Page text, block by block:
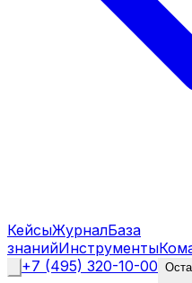
КейсыЖурналБаза
знанийИнструменты
+7 (495) 320-10-00